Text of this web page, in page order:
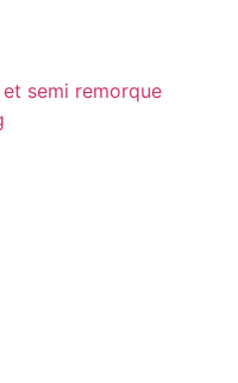
semi remorque